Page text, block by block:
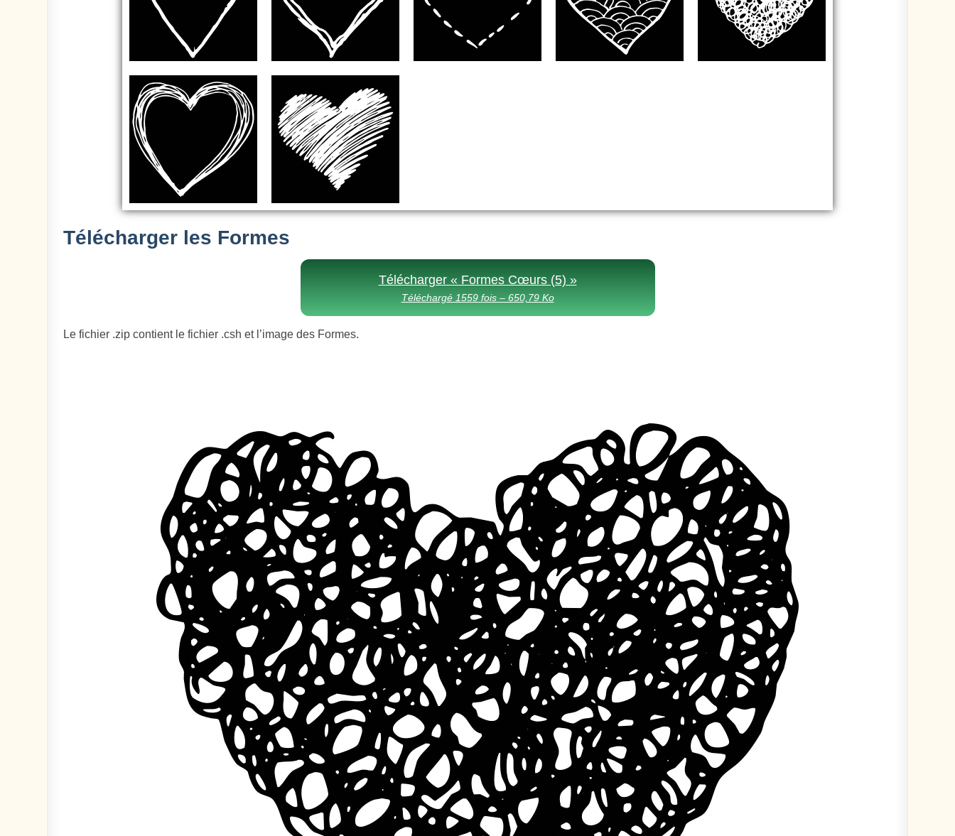
Télécharger les Formes
Télécharger « Formes Cœurs (5) »
Téléchargé 1559 fois – 650,79 Ko
Le fichier .zip contient le fichier .csh et l’image des Formes.